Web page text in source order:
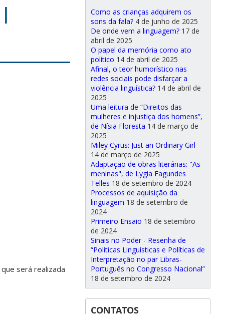
será realizada
Como as crianças adquirem os
sons da fala? 4 de junho de 2025
De onde vem a linguagem? 17 de
abril de 2025
O papel da memória como ato
político 14 de abril de 2025
Afinal, o teor humorístico nas
redes sociais pode disfarçar a
violência linguística? 14 de abril de
2025
Uma leitura de “Direitos das
mulheres e injustiça dos homens”,
de Nísia Floresta 14 de março de
2025
Miley Cyrus: Just an Ordinary Girl
14 de março de 2025
Adaptação de obras literárias: "As
meninas", de Lygia Fagundes
Telles 18 de setembro de 2024
Processos de aquisição da
linguagem 18 de setembro de
2024
Primeiro Ensaio 18 de setembro
de 2024
Sinais no Poder - Resenha de
“Políticas Linguísticas e Políticas de
Interpretação no par Libras-
Português no Congresso Nacional”
18 de setembro de 2024
CONTATOS